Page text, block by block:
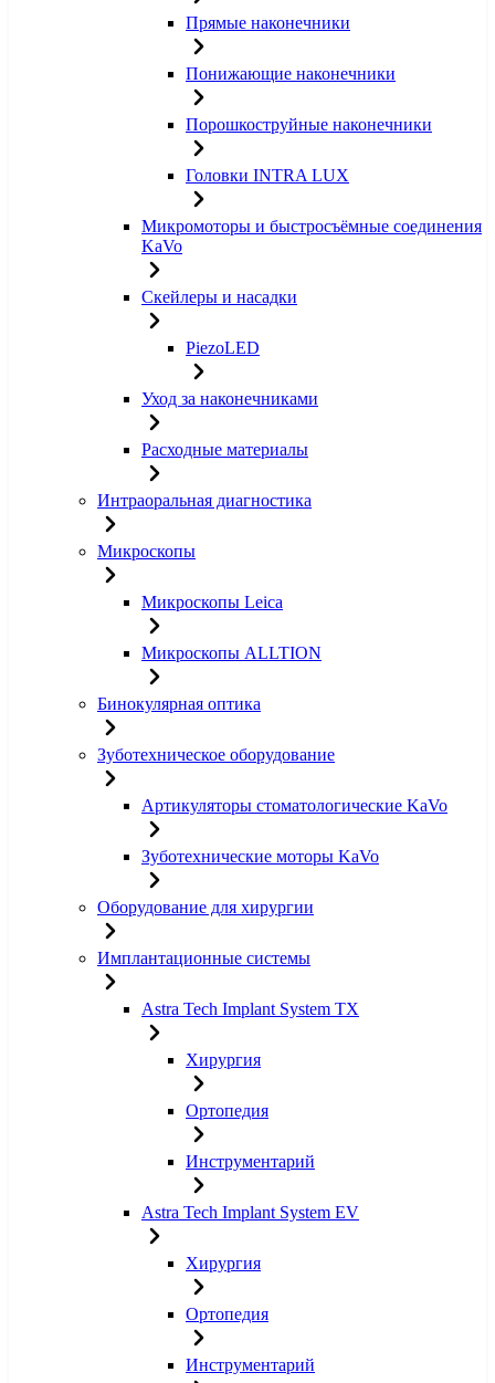
Прямые наконечники
Понижающие наконечники
Порошкоструйные наконечники
Головки INTRA LUX
Микромоторы и быстросъёмные соединения
KaVo
Скейлеры и насадки
PiezoLED
Уход за наконечниками
Расходные материалы
Интраоральная диагностика
Микроскопы
Микроскопы Leica
Микроскопы ALLTION
Бинокулярная оптика
Зуботехническое оборудование
Артикуляторы стоматологические KaVo
Зуботехнические моторы KaVo
Оборудование для хирургии
Имплантационные системы
Astra Tech Implant System TX
Хирургия
Ортопедия
Инструментарий
Astra Tech Implant System EV
Хирургия
Ортопедия
Инструментарий